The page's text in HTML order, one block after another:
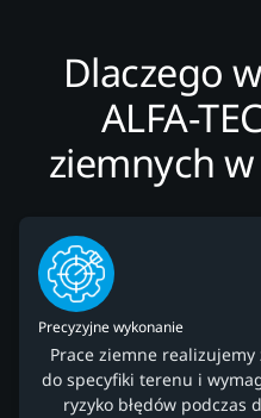
Dlaczego
ALFA-
ziemnych
Precyzyjne wykonanie
Prace ziemne realizujemy
do specyfiki terenu i
ryzyko błędów podczas